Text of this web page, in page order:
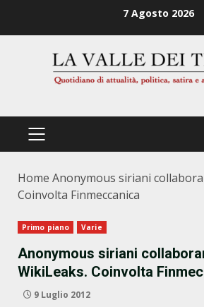
7 Agosto 2026
PRIMÄRES
Home Anonymous siriani
Coinvolta Finmeccanica
Primo piano Varie
Anonymous siriani
WikiLeaks. Coinvolta
9 Luglio 2012